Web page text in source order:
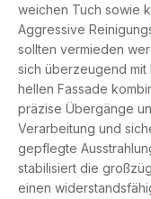
weichen Tuch sowie
Aggressive
sollten vermieden
sich überzeugend mit
hellen Fassade
präzise Übergänge
Verarbeitung und
gepflegte
stabilisiert die
einen